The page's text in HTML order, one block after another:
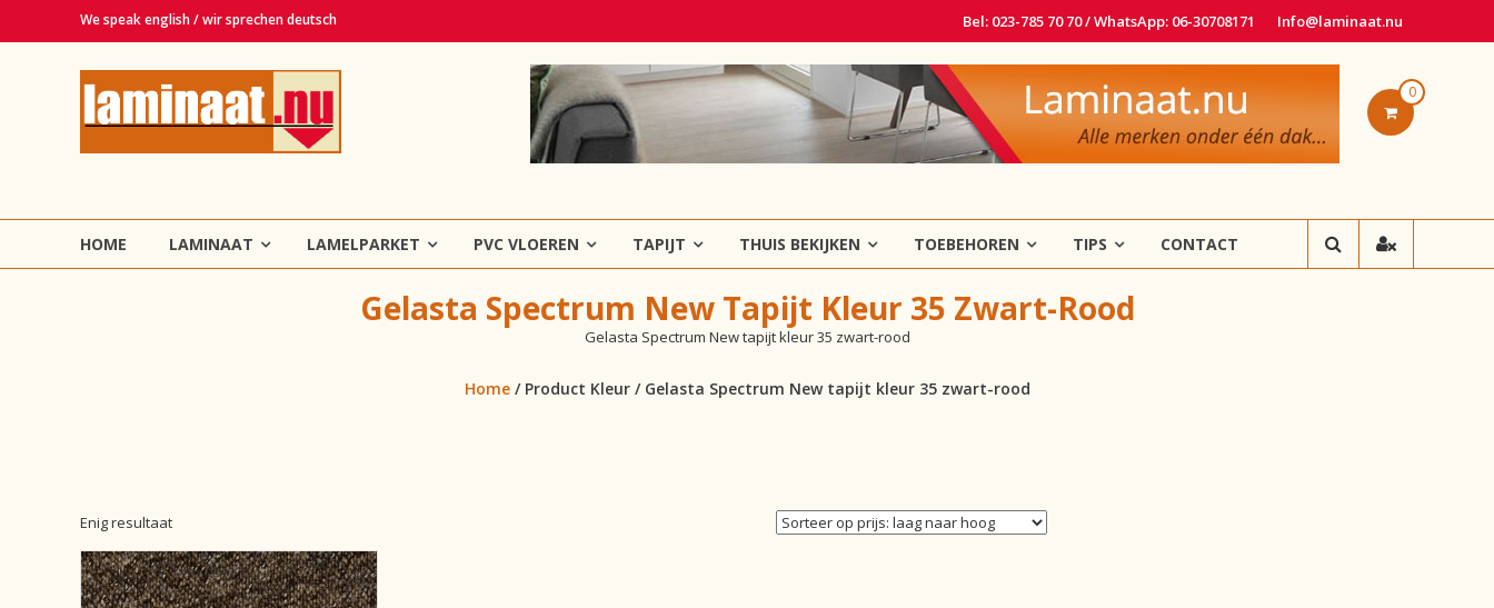
We speak english / wir sprechen deutsch Bel: 023-785 70 70 / WhatsApp: 06-30708171 Info@laminaat.nu
Laminaat.nu
Haarlem
lamelparket,
PVC
en
0
HOME LAMINAAT LAMELPARKET PVC VLOEREN TAPIJT THUIS BEKIJKEN TOEBEHOREN TIPS CONTACT
Gelasta Spectrum New Tapijt Kleur 35 Zwart-Rood
Gelasta Spectrum New tapijt kleur 35 zwart-rood
Home/ Product Kleur / Gelasta Spectrum New tapijt kleur 35 zwart-rood
Enig resultaat